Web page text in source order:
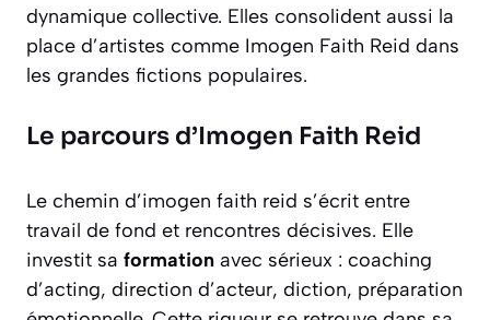
dynamique collective. Elles consolident aussi la
place d’artistes comme Imogen Faith Reid dans
les grandes fictions populaires.
Le parcours d’Imogen Faith Reid
Le chemin d’imogen faith reid s’écrit entre
travail de fond et rencontres décisives. Elle
investit sa formation avec sérieux : coaching
d’acting, direction d’acteur, diction, préparation